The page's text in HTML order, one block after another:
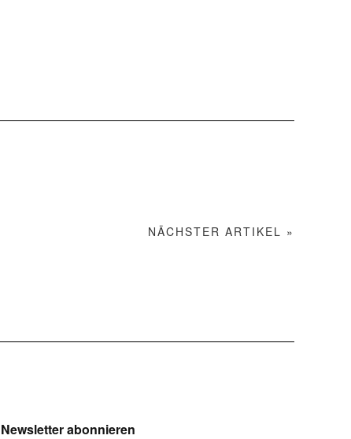
NÄCHSTER ARTIKEL »
Newsletter abonnieren